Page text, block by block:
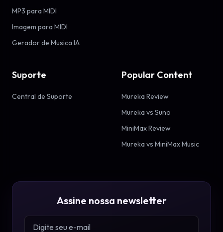
MP3 para MIDI
Imagem para MIDI
Gerador de Musica IA
Suporte
Central de Suporte
Popular Content
Mureka Review
Mureka vs Suno
MiniMax Review
Mureka vs MiniMax Music
Assine nossa newsletter